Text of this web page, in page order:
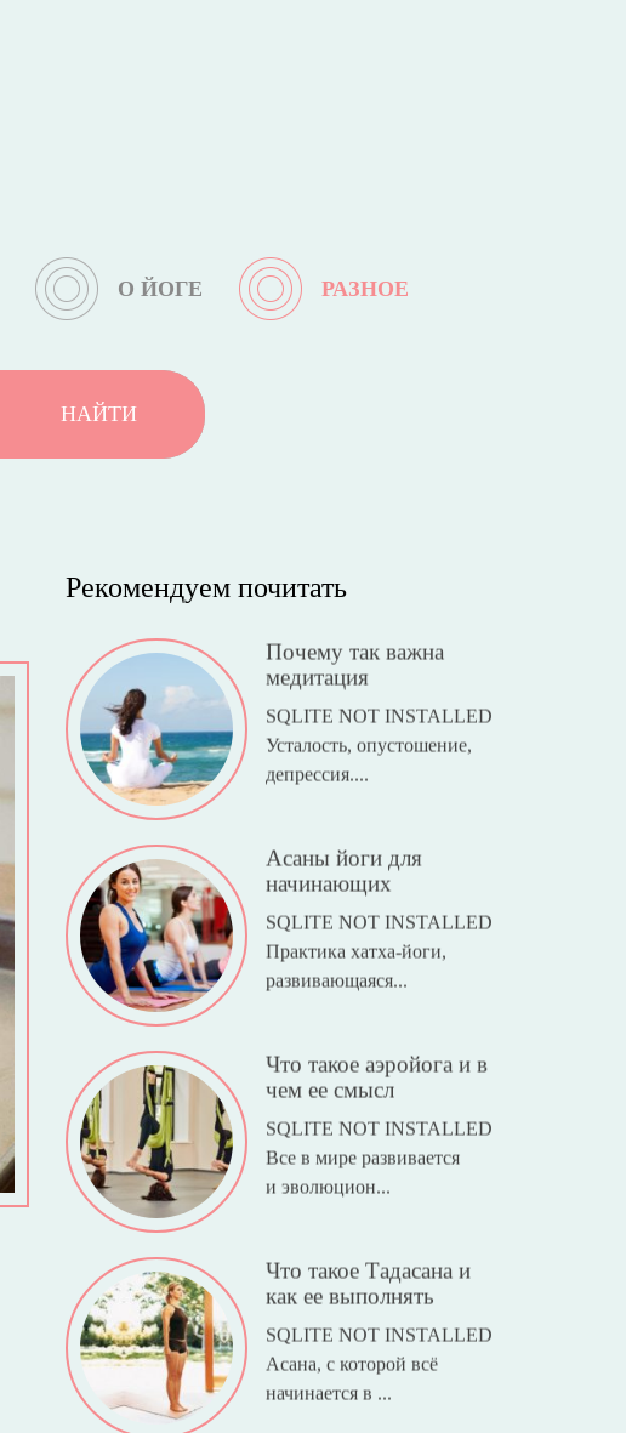
О ЙОГЕ РАЗНОЕ
Рекомендуем почитать
Почему так важна
медитация
SQLITE NOT INSTALLED
Усталость, опустошение,
депрессия....
Асаны йоги для
начинающих
SQLITE NOT INSTALLED
Практика хатха-йоги,
развивающаяся...
Что такое аэройога и в
чем ее смысл
SQLITE NOT INSTALLED
Все в мире развивается
и эволюцион...
Что такое Тадасана и
как ее выполнять
SQLITE NOT INSTALLED
Асана, с которой всё
начинается в ...